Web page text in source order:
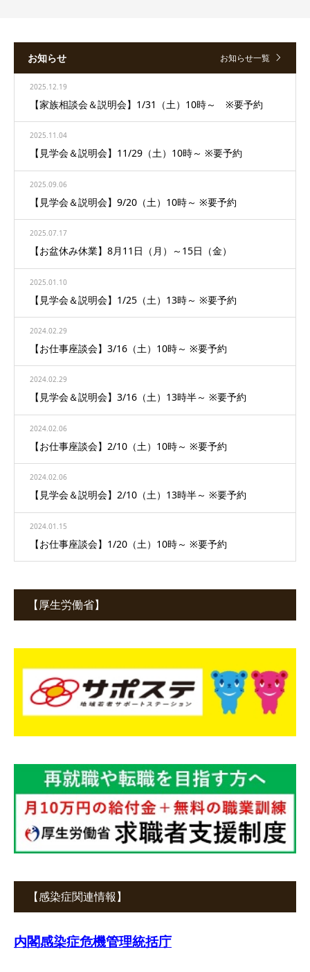
お知らせ お知らせ一覧
2025.12.19
【家族相談会＆説明会】1/31（土）10時～ ※要予約
2025.11.04
【見学会＆説明会】11/29（土）10時～ ※要予約
2025.09.06
【見学会＆説明会】9/20（土）10時～ ※要予約
2025.07.17
【お盆休み休業】8月11日（月）～15日（金）
2025.01.10
【見学会＆説明会】1/25（土）13時～ ※要予約
2024.02.29
【お仕事座談会】3/16（土）10時～ ※要予約
2024.02.29
【見学会＆説明会】3/16（土）13時半～ ※要予約
2024.02.06
【お仕事座談会】2/10（土）10時～ ※要予約
2024.02.06
【見学会＆説明会】2/10（土）13時半～ ※要予約
2024.01.15
【お仕事座談会】1/20（土）10時～ ※要予約
【厚生労働省】
【感染症関連情報】
内閣感染症危機管理統括庁